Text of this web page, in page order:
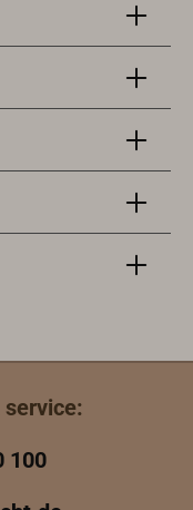
100